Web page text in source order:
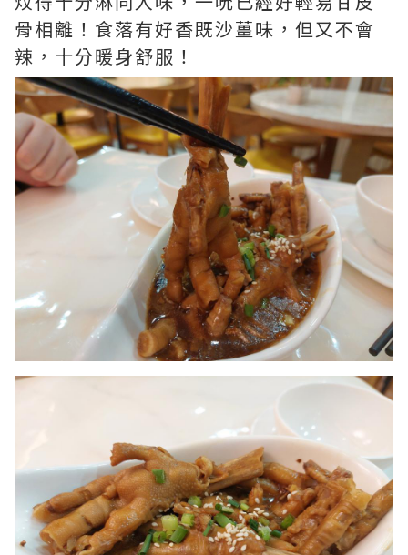
骨相離！食落有好香既沙薑味，但又不會
辣，十分暖身舒服！